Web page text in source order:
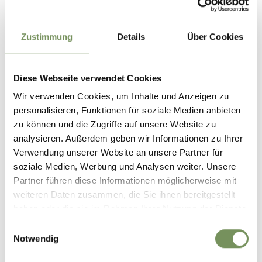
Zustimmung Details Über Cookies
Diese Webseite verwendet Cookies
Wir verwenden Cookies, um Inhalte und Anzeigen zu
personalisieren, Funktionen für soziale Medien anbieten
zu können und die Zugriffe auf unsere Website zu
analysieren. Außerdem geben wir Informationen zu Ihrer
Verwendung unserer Website an unsere Partner für
soziale Medien, Werbung und Analysen weiter. Unsere
Partner führen diese Informationen möglicherweise mit
weiteren Daten zusammen, die Sie ihnen bereitgestellt
Notwendig
CENTRI DI PRODUZIONE, NEGOZI CON VENDITA AL DETTAGLIO
MONTI COFFEE ROASTERY
La MONTI Coffee Roastery si trova a 1.818 metri di altitudine presso il
ristorante alpino Rotwand ad Avelengo ed è probabilmente una delle
rotwand@hotel-miramonti.com
www.hotel-miramonti.com